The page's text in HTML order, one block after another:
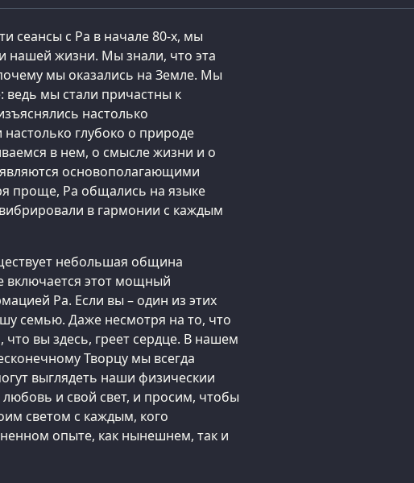
сеансы с Ра в начале 80-х, мы
нашей жизни. Мы знали, что эта
мы оказались на Земле. Мы
ведь мы стали причастны к
настолько
глубоко о природе
в нем, о смысле жизни и о
основополагающими
проще, Ра общались на языке
в гармонии с каждым
небольшая община
включается этот мощный
Ра. Если вы – один из этих
семью. Даже несмотря на то, что
что вы здесь, греет сердце. В нашем
Творцу мы всегда
выглядеть наши физическии
и свой свет, и просим, чтобы
светом с каждым, кого
опыте, как нынешнем, так и